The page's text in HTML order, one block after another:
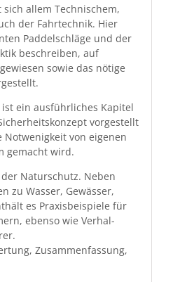
allem Tech­nis­chem,
der Fahrtech­nik. Hier
Pad­delschläge und der
beschreiben, auf
sowie das nötige
ein aus­führlich­es Kapi­tel
vorgestellt
von eige­nen
gemacht wird.
Naturschutz. Neben
zu Wass­er, Gewäss­er,
es Prax­is­beispiele für
eben­so wie Ver­hal­
Zusam­men­fas­sung,